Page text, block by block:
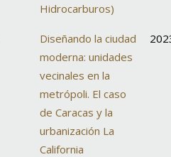
Hidrocarburos)
Diseñando la ciudad
moderna: unidades
vecinales en la
metrópoli. El caso
de Caracas y la
urbanización La
California